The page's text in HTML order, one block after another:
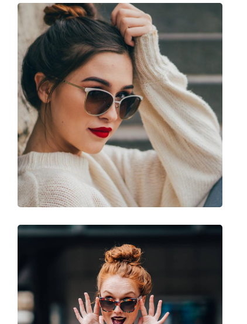
Suport:
Da
Lavetă pentru curățat:
Altele
Bărbați
Categorie:
Ochelari de soare
Brand:
Emporio Armani
Utilizare:
Modă
Cod:
EA4197 587983 57